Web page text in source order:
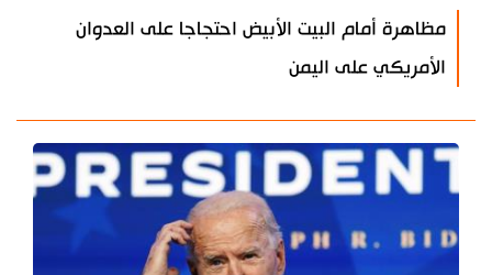
مظاهرة أمام البيت الأبيض احتجاجا على العدوان
الأمريكي على اليمن